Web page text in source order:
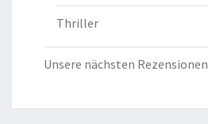
Thriller
Unsere nächsten Rezensionen